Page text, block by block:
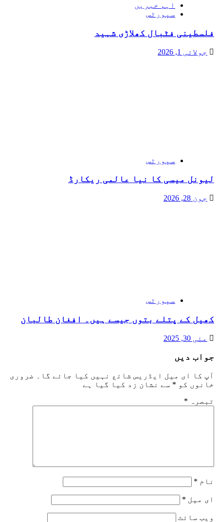
اہم خبریں
سپورٹس
فلسطینی فٹبال کھلاڑی شہید
جولائی 1, 2026
سپورٹس
لیونل میسی کا نیا عالمی ریکارڈ
جون 28, 2026
سپورٹس
کھیل کے پتلے بتوں جیسے ہیں۔ افغان طالبان
مئی 30, 2025
جواب دیں
آپ کا ای میل ایڈریس شائع نہیں کیا جائے گا۔
ضروری
خانوں کو * سے نشان زد کیا گیا ہے
تبصرہ *
نام *
ای میل *
ویب‌ سائٹ